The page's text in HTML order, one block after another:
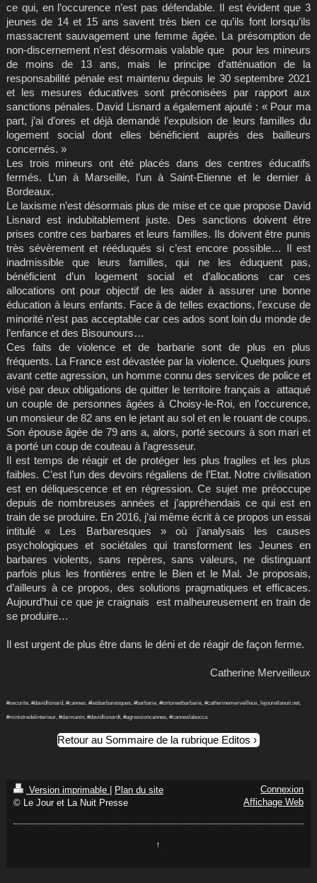
ce qui, en l’occurence n’est pas défendable. Il est évident que 3
jeunes de 14 et 15 ans savent très bien ce qu’ils font lorsqu’ils
massacrent sauvagement une femme âgée. La présomption de
non-discernement n’est désormais valable que pour les mineurs
de moins de 13 ans, mais le principe d’atténuation de la
responsabilité pénale est maintenu depuis le 30 septembre 2021
et les mesures éducatives sont préconisées par rapport aux
sanctions pénales. David Lisnard a également ajouté : « Pour ma
part, j’ai d’ores et déjà demandé l’expulsion de leurs familles du
logement social dont elles bénéficient auprès des bailleurs
concernés. »
Les trois mineurs ont été placés dans des centres éducatifs
fermés. L’un à Marseille, l’un à Saint-Etienne et le dernier à
Bordeaux.
Le laxisme n’est désormais plus de mise et ce que propose David
Lisnard est indubitablement juste. Des sanctions doivent être
prises contre ces barbares et leurs familles. Ils doivent être punis
très sévèrement et rééduqués si c’est encore possible… Il est
inadmissible que leurs familles, qui ne les éduquent pas,
bénéficient d’un logement social et d’allocations car ces
allocations ont pour objectif de les aider à assurer une bonne
éducation à leurs enfants. Face à de telles exactions, l’excuse de
minorité n’est pas acceptable car ces ados sont loin du monde de
l’enfance et des Bisounours…
Ces faits de violence et de barbarie sont de plus en plus
fréquents. La France est dévastée par la violence. Quelques jours
avant cette agression, un homme connu des services de police et
visé par deux obligations de quitter le territoire français a attaqué
un couple de personnes âgées à Choisy-le-Roi, en l’occurence,
un monsieur de 82 ans en le jetant au sol et en le rouant de coups.
Son épouse âgée de 79 ans a, alors, porté secours à son mari et
a porté un coup de couteau à l’agresseur.
Il est temps de réagir et de protéger les plus fragiles et les plus
faibles. C’est l’un des devoirs régaliens de l’Etat. Notre civilisation
est en déliquescence et en régression. Ce sujet me préoccupe
depuis de nombreuses années et j’appréhendais ce qui est en
train de se produire. En 2016, j’ai même écrit à ce propos un essai
intitulé « Les Barbaresques » où j’analysais les causes
psychologiques et sociétales qui transforment les Jeunes en
barbares violents, sans repères, sans valeurs, ne distinguant
parfois plus les frontières entre le Bien et le Mal. Je proposais,
d’ailleurs à ce propos, des solutions pragmatiques et efficaces.
Aujourd’hui ce que je craignais est malheureusement en train de
se produire…
Il est urgent de plus être dans le déni et de réagir de façon ferme.
Catherine Merveilleux
#securite, #davidlisnard, #cannes, #lesbarbaresques, #barbarie, #tortureetbarbarie, #catherinemerveilleux, lejouretlanuit.net,
#ministredelinterieur, #darmanin, #davidlisnardt, #agressioncannes, #canneslabocca
Retour au Sommaire de la rubrique Editos
Version imprimable
Plan du site
© Le Jour et La Nuit Presse
Connexion
Affichage Web
↑